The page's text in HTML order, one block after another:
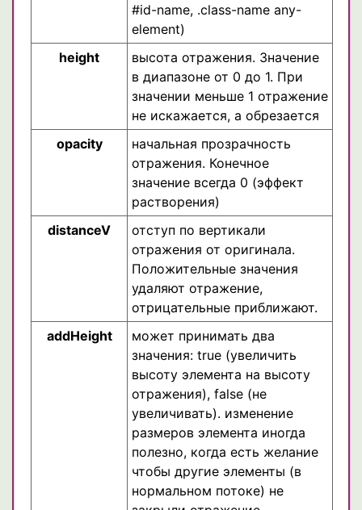
#id-name, .class-name any-
element)
height
высота отражения. Значение
в диапазоне от 0 до 1. При
значении меньше 1 отражение
не искажается, а обрезается
opacity
начальная прозрачность
отражения. Конечное
значение всегда 0 (эффект
растворения)
distanceV
отступ по вертикали
отражения от оригинала.
Положительные значения
удаляют отражение,
отрицательные приближают.
addHeight
может принимать два
значения: true (увеличить
высоту элемента на высоту
отражения), false (не
увеличивать). изменение
размеров элемента иногда
полезно, когда есть желание
чтобы другие элементы (в
нормальном потоке) не